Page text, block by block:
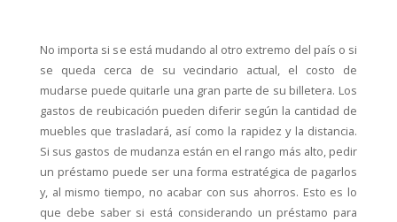
No importa si se está mudando al otro extremo del país o si
se queda cerca de su vecindario actual, el costo de
mudarse puede quitarle una gran parte de su billetera. Los
gastos de reubicación pueden diferir según la cantidad de
muebles que trasladará, así como la rapidez y la distancia.
Si sus gastos de mudanza están en el rango más alto, pedir
un préstamo puede ser una forma estratégica de pagarlos
y, al mismo tiempo, no acabar con sus ahorros. Esto es lo
que debe saber si está considerando un préstamo para